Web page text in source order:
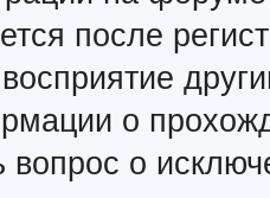
после
о
вопрос о